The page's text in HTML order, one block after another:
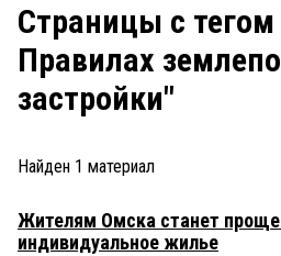
НОВОСТИ КОМПАНИЙ
ПРОИСШЕСТВИЯ
Страницы c
Правилах
застройки"
Найден 1 материал
Жителям Омска станет проще
индивидуальное жилье